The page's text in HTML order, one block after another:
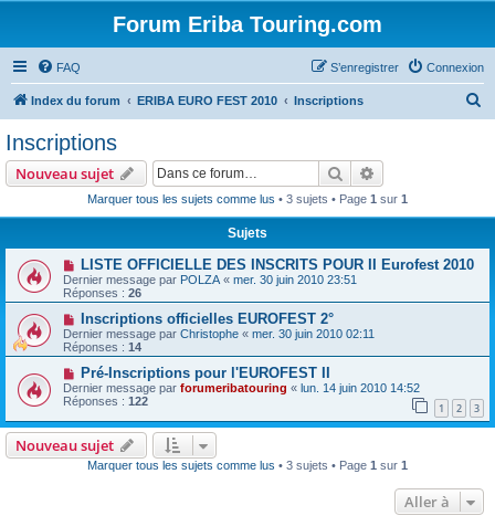
Forum Eriba Touring.com
FAQ Connexion
S’enregistrer
Index du forum ERIBA EURO FEST 2010 Inscriptions
Inscriptions
Nouveau sujet Rechercher
Marquer tous les sujets comme lus • 3 sujets • Page 1 sur 1
Sujets
LISTE OFFICIELLE DES INSCRITS POUR II Eurofest 2010
Dernier message par POLZA « mer. 30 juin 2010 23:51
Réponses : 26
Inscriptions officielles EUROFEST 2°
Dernier message par Christophe « mer. 30 juin 2010 02:11
Réponses : 14
Pré-Inscriptions pour l'EUROFEST II
Dernier message par forumeribatouring « lun. 14 juin 2010 14:52
Réponses : 122 1 2 3
Nouveau sujet
Marquer tous les sujets comme lus • 3 sujets • Page 1 sur 1
Aller à